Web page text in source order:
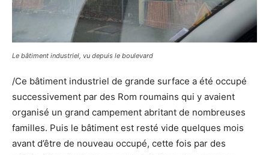
Le bâtiment industriel, vu depuis le boulevard
/Ce bâtiment industriel de grande surface a été occupé
successivement par des Rom roumains qui y avaient
organisé un grand campement abritant de nombreuses
familles. Puis le bâtiment est resté vide quelques mois
avant d’être de nouveau occupé, cette fois par des